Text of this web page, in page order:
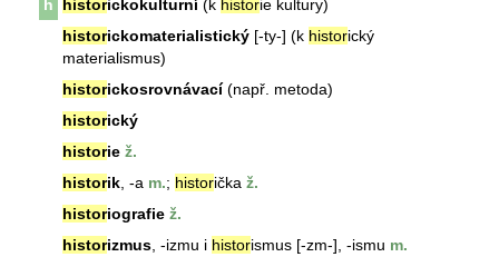
h historickokulturní(k historie kultury)
historickomaterialistický [-ty-] (k historický
materialismus)
historickosrovnávací(např. metoda)
historický
historie ž.
historik , -a m.; historička ž.
historiografie ž.
historizmus , -izmu i historismus [-zm-], -ismu m.